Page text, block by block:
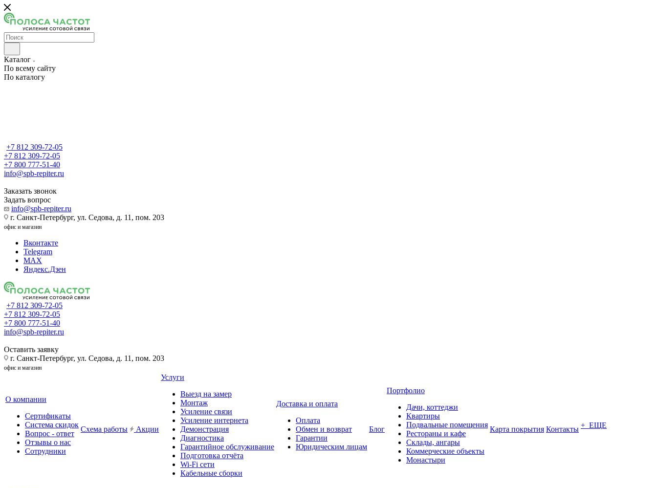
Каталог
По всему сайту
По каталогу
+7 812 309-72-05
+7 812 309-72-05
+7 800 777-51-40
info@spb-repiter.ru
Заказать звонок
Задать вопрос
info@spb-repiter.ru
г. Санкт-Петербург, ул. Седова, д. 11, пом. 203
офис и магазин
Вконтакте
Telegram
MAX
Яндекс.Дзен
+7 812 309-72-05
+7 812 309-72-05
+7 800 777-51-40
info@spb-repiter.ru
Оставить заявку
г. Санкт-Петербург, ул. Седова, д. 11, пом. 203
офис и магазин
О компании
Сертификаты
Система скидок
Вопрос - ответ
Отзывы о нас
Сотрудники
Схема работы Акции
Услуги
Выезд на замер
Монтаж
Усиление связи
Усиление интернета
Демонстрация
Диагностика
Гарантийное обслуживание
Подготовка отчёта
Wi-Fi сети
Кабельные сборки
Доставка и оплата
Оплата
Обмен и возврат
Гарантии
Юридическим лицам
Блог
Портфолио
Дачи, коттеджи
Квартиры
Подвальные помещения
Рестораны и кафе
Склады, ангары
Коммерческие объекты
Монастыри
Карта покрытия Контакты + ЕЩЕ